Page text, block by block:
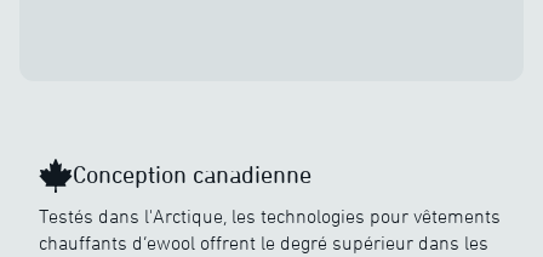
Conception canadienne
Testés dans l'Arctique, les technologies pour vêtements
chauffants d’ewool offrent le degré supérieur dans les